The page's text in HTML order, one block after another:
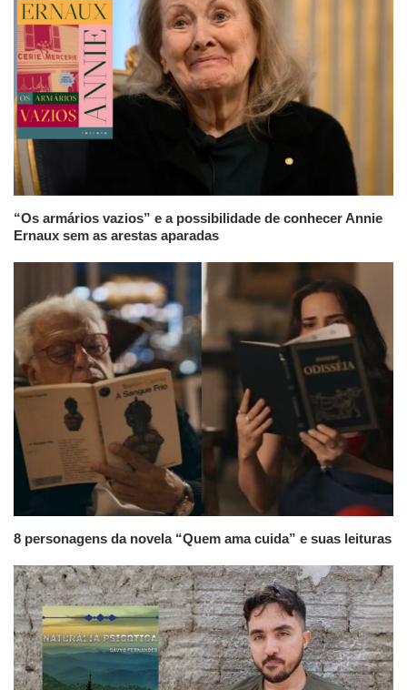
“Os armários vazios” e a possibilidade de conhecer Annie
Ernaux sem as arestas aparadas
8 personagens da novela “Quem ama cuida” e suas leituras